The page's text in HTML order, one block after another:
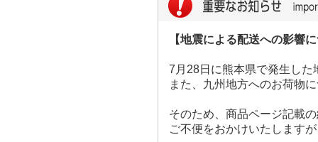
【地震による配送への影響
7月28日に熊本県で発生し
また、九州地方へのお荷物
そのため、商品ページ記載
ご不便をおかけいたします